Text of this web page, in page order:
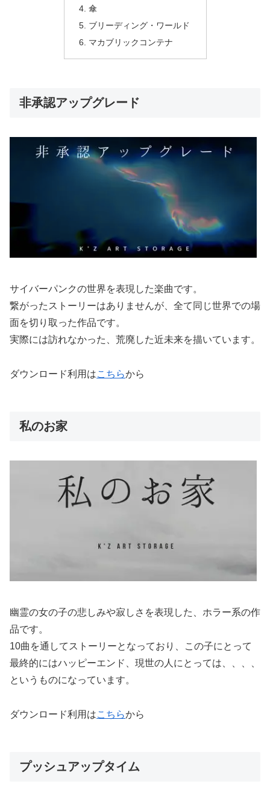
傘
ブリーディング・ワールド
マカブリックコンテナ
非承認アップグレード
サイバーパンクの世界を表現した楽曲です。
繋がったストーリーはありませんが、全て同じ世界での場
面を切り取った作品です。
実際には訪れなかった、荒廃した近未来を描いています。
ダウンロード利用はこちらから
私のお家
幽霊の女の子の悲しみや寂しさを表現した、ホラー系の作
品です。
10曲を通してストーリーとなっており、この子にとって
最終的にはハッピーエンド、現世の人にとっては、、、、
というものになっています。
ダウンロード利用はこちらから
プッシュアップタイム